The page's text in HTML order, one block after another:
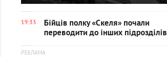
19:33
Бійців полку «Скеля» почали
переводити до інших підрозділів